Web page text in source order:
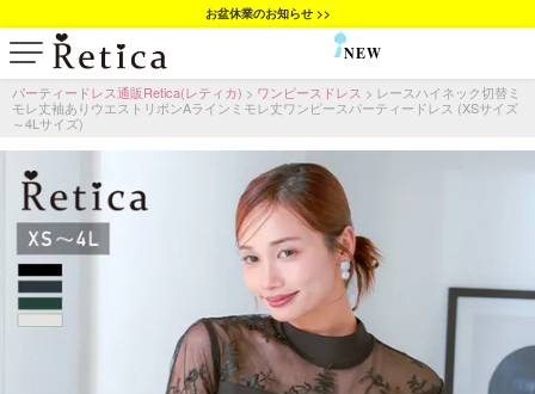
お盆休業のお知らせ >>
NEW
パーティードレス通販Retica(レティカ) ワンピースドレス
レースハイネック切替ミ
モレ丈袖ありウエストリボンAラインミモレ丈ワンピースパーティードレス (XSサイズ
～4Lサイズ)